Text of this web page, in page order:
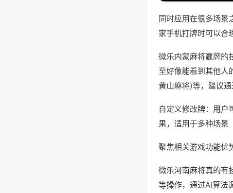
同时应用在很多场景
家手机打牌时可以合
微乐内蒙麻将赢牌的
至好像能看到其他人
黄山麻将)等，建议通
自定义修改牌：用户
果，适用于多种场景
聚焦相关游戏功能优
微乐河南麻将真的有
等操作，通过AI算法